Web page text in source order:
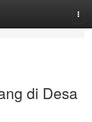
di Desa